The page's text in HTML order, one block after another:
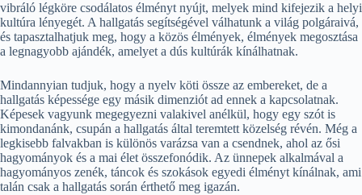
vibráló légköre csodálatos élményt nyújt, melyek mind kifejezik a helyi
kultúra lényegét. A hallgatás segítségével válhatunk a világ polgáraivá,
és tapasztalhatjuk meg, hogy a közös élmények, élmények megosztása
a legnagyobb ajándék, amelyet a dús kultúrák kínálhatnak.
Mindannyian tudjuk, hogy a nyelv köti össze az embereket, de a
hallgatás képessége egy másik dimenziót ad ennek a kapcsolatnak.
Képesek vagyunk megegyezni valakivel anélkül, hogy egy szót is
kimondanánk, csupán a hallgatás által teremtett közelség révén. Még a
legkisebb falvakban is különös varázsa van a csendnek, ahol az ősi
hagyományok és a mai élet összefonódik. Az ünnepek alkalmával a
hagyományos zenék, táncok és szokások egyedi élményt kínálnak, ami
talán csak a hallgatás során érthető meg igazán.